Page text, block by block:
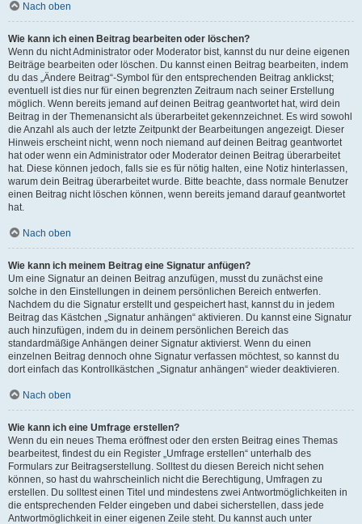
Nach oben
Wie kann ich einen Beitrag bearbeiten oder löschen?
Wenn du nicht Administrator oder Moderator bist, kannst du nur deine eigenen
Beiträge bearbeiten oder löschen. Du kannst einen Beitrag bearbeiten, indem
du das „Ändere Beitrag“-Symbol für den entsprechenden Beitrag anklickst;
eventuell ist dies nur für einen begrenzten Zeitraum nach seiner Erstellung
möglich. Wenn bereits jemand auf deinen Beitrag geantwortet hat, wird dein
Beitrag in der Themenansicht als überarbeitet gekennzeichnet. Es wird sowohl
die Anzahl als auch der letzte Zeitpunkt der Bearbeitungen angezeigt. Dieser
Hinweis erscheint nicht, wenn noch niemand auf deinen Beitrag geantwortet
hat oder wenn ein Administrator oder Moderator deinen Beitrag überarbeitet
hat. Diese können jedoch, falls sie es für nötig halten, eine Notiz hinterlassen,
warum dein Beitrag überarbeitet wurde. Bitte beachte, dass normale Benutzer
einen Beitrag nicht löschen können, wenn bereits jemand darauf geantwortet
hat.
Nach oben
Wie kann ich meinem Beitrag eine Signatur anfügen?
Um eine Signatur an deinen Beitrag anzufügen, musst du zunächst eine
solche in den Einstellungen in deinem persönlichen Bereich entwerfen.
Nachdem du die Signatur erstellt und gespeichert hast, kannst du in jedem
Beitrag das Kästchen „Signatur anhängen“ aktivieren. Du kannst eine Signatur
auch hinzufügen, indem du in deinem persönlichen Bereich das
standardmäßige Anhängen deiner Signatur aktivierst. Wenn du einen
einzelnen Beitrag dennoch ohne Signatur verfassen möchtest, so kannst du
dort einfach das Kontrollkästchen „Signatur anhängen“ wieder deaktivieren.
Nach oben
Wie kann ich eine Umfrage erstellen?
Wenn du ein neues Thema eröffnest oder den ersten Beitrag eines Themas
bearbeitest, findest du ein Register „Umfrage erstellen“ unterhalb des
Formulars zur Beitragserstellung. Solltest du diesen Bereich nicht sehen
können, so hast du wahrscheinlich nicht die Berechtigung, Umfragen zu
erstellen. Du solltest einen Titel und mindestens zwei Antwortmöglichkeiten in
die entsprechenden Felder eingeben und dabei sicherstellen, dass jede
Antwortmöglichkeit in einer eigenen Zeile steht. Du kannst auch unter